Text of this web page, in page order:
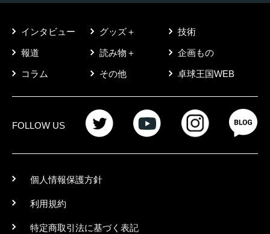
インタビュー グッズ＋ 技術
報道 読み物＋ 企画もの
コラム その他 卓球王国WEB
FOLLOW US
個人情報保護方針
利用規約
特定商取引法に基づく表記